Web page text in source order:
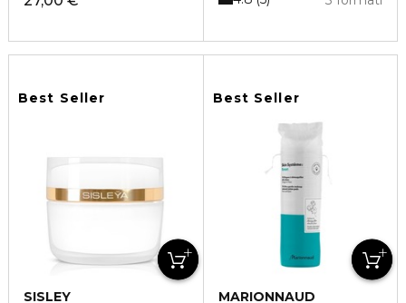
Best Seller
SISLEY
Best Seller
MARIONNAUD